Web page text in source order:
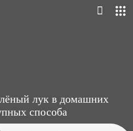
лук в домашних
способа